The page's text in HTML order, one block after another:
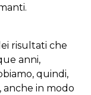
risultati che
anni,
quindi,
anche in modo